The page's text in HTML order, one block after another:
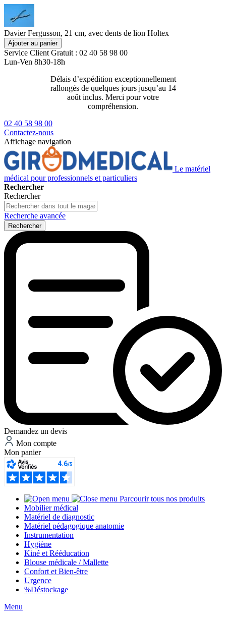
Davier Fergusson, 21 cm, avec dents de lion Holtex
Ajouter au panier
Service Client Gratuit : 02 40 58 98 00
Lun-Ven 8h30-18h
Délais d’expédition exceptionnellement
rallongés de quelques jours jusqu’au 14
août inclus. Merci pour votre
compréhension.
02 40 58 98 00
Contactez-nous
Affichage navigation
Le matériel
médical pour professionnels et particuliers
Rechercher
Rechercher
Recherche avancée
Rechercher
Demandez un devis
Mon compte
Mon panier
Parcourir tous nos produits
Mobilier médical
Matériel de diagnostic
Matériel pédagogique anatomie
Instrumentation
Hygiène
Kiné et Rééducation
Blouse médicale / Mallette
Confort et Bien-être
Urgence
%Déstockage
Menu